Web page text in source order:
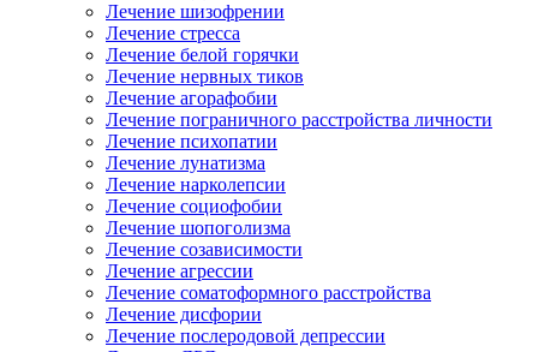
Лечение шизофрении
Лечение стресса
Лечение белой горячки
Лечение нервных тиков
Лечение агорафобии
Лечение пограничного расстройства личности
Лечение психопатии
Лечение лунатизма
Лечение нарколепсии
Лечение социофобии
Лечение шопоголизма
Лечение созависимости
Лечение агрессии
Лечение соматоформного расстройства
Лечение дисфории
Лечение послеродовой депрессии